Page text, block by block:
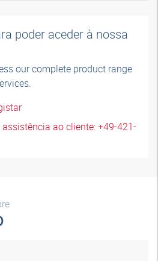
poder aceder à nossa
our complete product range
ao cliente: +49-421-